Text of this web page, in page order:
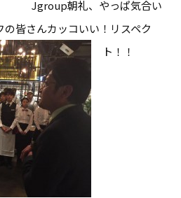
Jgroup朝礼、やっぱ気合い
皆さんカッコいい！リスペク
ト！！